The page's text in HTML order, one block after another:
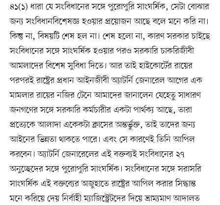
৪১(১) ধারা যে সংবিধানের সঙ্গে পুরোপুরি সাংঘর্ষিক, সেটা বোঝার
জন্য সংবিধানবিশেষজ্ঞ হওয়ার প্রয়োজন আছে বলে মনে করি না।
কিন্তু না, বিষয়টি শেষ হল না। শেষ হলো না, কারণ সরকার চাইছে
সংবিধানের সঙ্গে সাংঘর্ষিক হওয়ার পরও সরকারি চাকরিজীবী
আমলাদের বিশেষ সুবিধা দিতে। আর তাই হাইকোর্টের রায়ের
পরপরই রাষ্ট্রের প্রধান আইনজীবী অ্যাটর্নি জেনারেল আগের এক
মামলার রায়ের নজির টেনে আমাদের জানালেন যেহেতু সাধারণ
জনগণের সঙ্গে সরকারি কর্মচারীর একটা পার্থক্য আছে, তারা
প্রত্যেকে আলাদা একেকটা ক্লাসের অন্তর্ভুক্ত, তাই তাদের জন্য
আইনের ভিন্নতা থাকতে পারে। এবং সে কারণেই তিনি আপিল
করবেন। অ্যাটর্নি জেনারেলের এই বক্তব্যই সংবিধানের ২৭
অনুচ্ছেদের সঙ্গে পুরোপুরি সাংঘর্ষিক। সংবিধানের সঙ্গে সরাসরি
সাংঘর্ষিক এই বক্তব্যের অজুহাতে রাষ্ট্রের আপিল করার সিদ্ধান্ত
মনে করিয়ে দেয় নির্বাহী ম্যাজিস্ট্রেটদের দিয়ে ভ্রাম্যমাণ আদালত